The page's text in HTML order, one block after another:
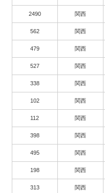
2490 関西
562 関西
479 関西
527 関西
338 関西
102 関西
112 関西
398 関西
495 関西
198 関西
313 関西